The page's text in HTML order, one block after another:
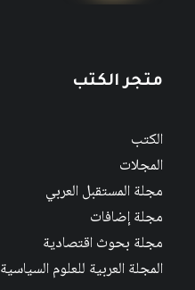
متجر الكتب
الكتب
المجلات
مجلة المستقبل العربي
مجلة إضافات
مجلة بحوث اقتصادية
المجلة العربية للعلوم السياسية